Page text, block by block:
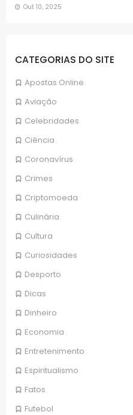
Out 10, 2025
CATEGORIAS DO SITE
Apostas Online
Aviação
Celebridades
Ciência
Coronavírus
Crimes
Criptomoeda
Culinária
Cultura
Curiosidades
Desporto
Dicas
Dinheiro
Economia
Entretenimento
Espiritualismo
Fatos
Futebol